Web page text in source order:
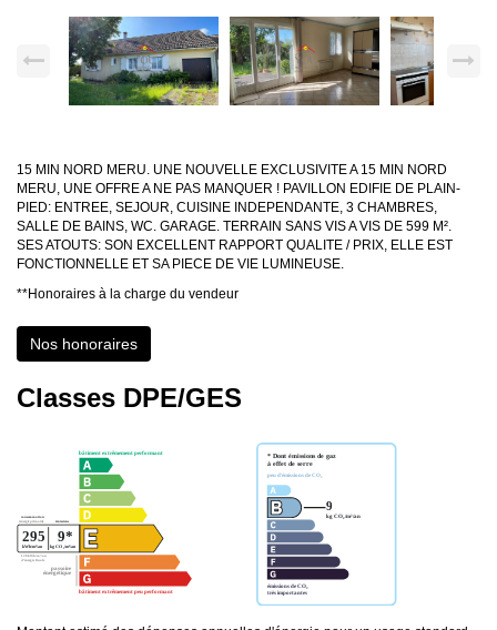
15 MIN NORD MERU. UNE NOUVELLE EXCLUSIVITE A 15 MIN NORD
MERU, UNE OFFRE A NE PAS MANQUER ! PAVILLON EDIFIE DE PLAIN-
PIED: ENTREE, SEJOUR, CUISINE INDEPENDANTE, 3 CHAMBRES,
SALLE DE BAINS, WC. GARAGE. TERRAIN SANS VIS A VIS DE 599 M².
SES ATOUTS: SON EXCELLENT RAPPORT QUALITE / PRIX, ELLE EST
FONCTIONNELLE ET SA PIECE DE VIE LUMINEUSE.
**Honoraires à la charge du vendeur
Nos honoraires
Classes DPE/GES